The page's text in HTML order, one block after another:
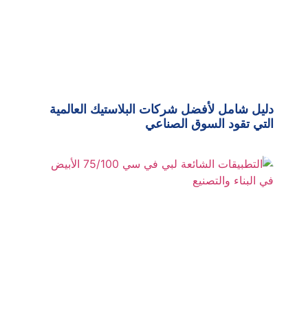
دليل شامل لأفضل شركات البلاستيك العالمية
التي تقود السوق الصناعي